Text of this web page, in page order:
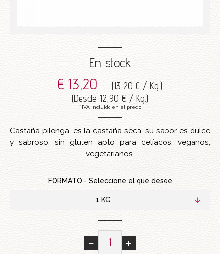
En stock
€ 13,20 (13,20 € / Kg.)
(Desde 12,90 € / Kg.)
* IVA incluido en el precio
Castaña pilonga, es la castaña seca, su sabor es dulce
y sabroso, sin gluten apto para celíacos, veganos,
vegetarianos.
FORMATO - Seleccione el que desee
1 KG